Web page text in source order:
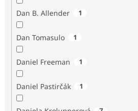
Dan B. Allender 1
Dan Tomasulo 1
Daniel Freeman 1
Daniel Pastirčák 1